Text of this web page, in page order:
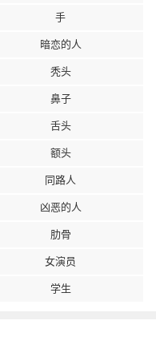
手
暗恋的人
秃头
鼻子
舌头
额头
同路人
凶恶的人
肋骨
女演员
学生